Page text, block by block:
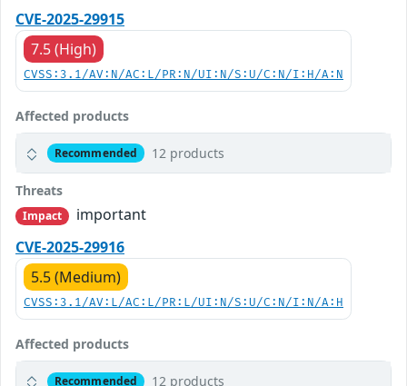
CVE-2025-29915
7.5 (High)
CVSS:3.1/AV:N/AC:L/PR:N/UI:N/S:U/C:N/I:H/A:N
Affected products
Recommended 12 products
Threats
Impact
important
CVE-2025-29916
5.5 (Medium)
CVSS:3.1/AV:L/AC:L/PR:L/UI:N/S:U/C:N/I:N/A:H
Affected products
Recommended 12 products